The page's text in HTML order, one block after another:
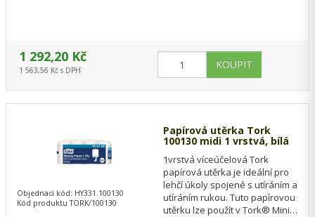
1 292,20 Kč
1 563,56 Kč s DPH
Papírová utěrka Tork
100130 midi 1 vrstvá, bílá
1vrstvá víceúčelová Tork
papírová utěrka je ideální pro
lehčí úkoly spojené s utíráním a
utíráním rukou. Tuto papírovou
utěrku lze použít v Tork® Mini
Objednací kód: HY331.100130
Kód produktu TORK/100130